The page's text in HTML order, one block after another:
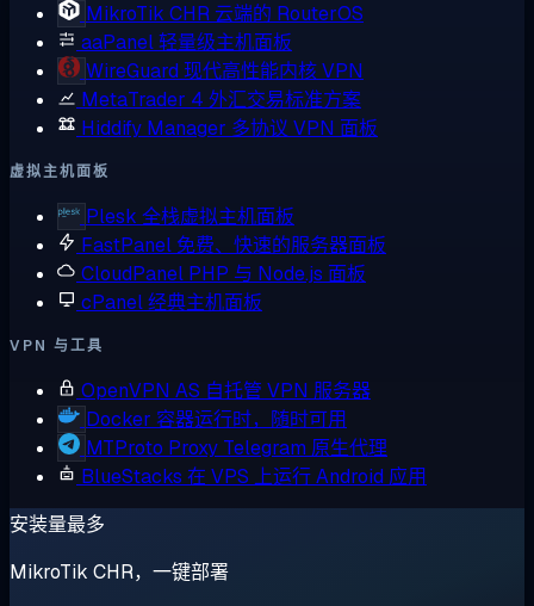
MikroTik CHR 云端的 RouterOS
aaPanel轻量级主机面板
WireGuard 现代高性能内核 VPN
MetaTrader 4 外汇交易标准方案
Hiddify Manager 多协议 VPN 面板
虚拟主机面板
Plesk 全栈虚拟主机面板
FastPanel 免费、快速的服务器面板
CloudPanel PHP 与 Node.js 面板
cPanel经典主机面板
VPN 与工具
OpenVPN AS 自托管 VPN 服务器
Docker 容器运行时，随时可用
MTProto Proxy Telegram 原生代理
BlueStacks 在 VPS 上运行 Android 应用
安装量最多
MikroTik CHR，一键部署